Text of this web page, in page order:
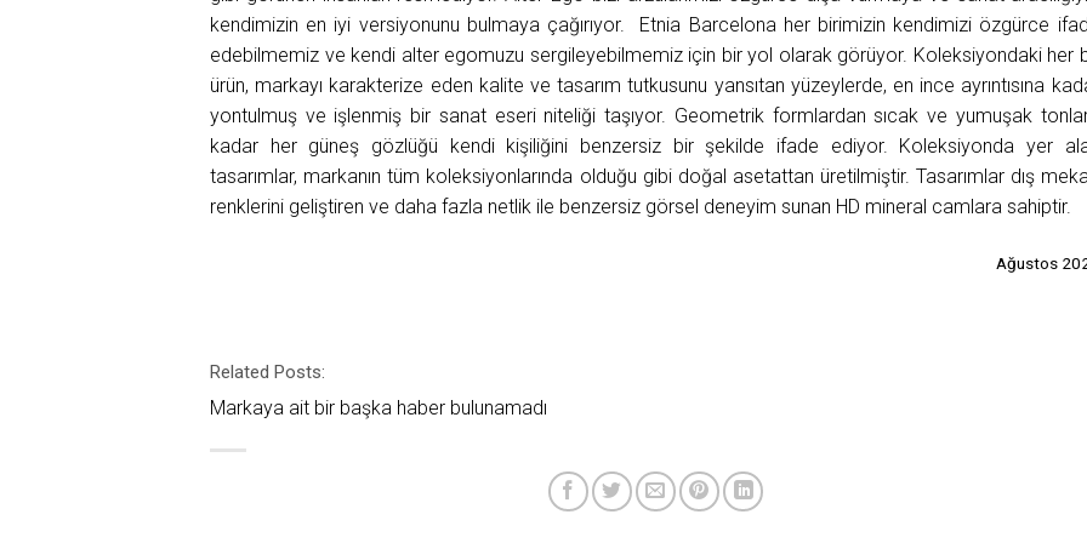
kendimizin en iyi versiyonunu bulmaya çağırıyor. Etnia Barcelona her birimizin kendimizi özgürce
edebilmemiz ve kendi alter egomuzu sergileyebilmemiz için bir yol olarak görüyor. Koleksiyondaki her
ürün, markayı karakterize eden kalite ve tasarım tutkusunu yansıtan yüzeylerde, en ince ayrıntısına
yontulmuş ve işlenmiş bir sanat eseri niteliği taşıyor. Geometrik formlardan sıcak ve yumuşak
kadar her güneş gözlüğü kendi kişiliğini benzersiz bir şekilde ifade ediyor. Koleksiyonda yer
tasarımlar, markanın tüm koleksiyonlarında olduğu gibi doğal asetattan üretilmiştir. Tasarımlar dış
renklerini geliştiren ve daha fazla netlik ile benzersiz görsel deneyim sunan HD mineral camlara sahiptir.
Ağustos
Related Posts:
Markaya ait bir başka haber bulunamadı